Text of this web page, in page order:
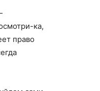
ка,
право